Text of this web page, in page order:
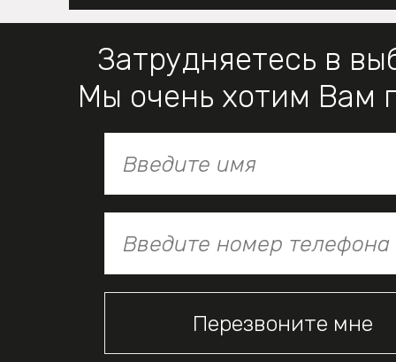
Затрудняетесь в
Мы очень хотим Вам